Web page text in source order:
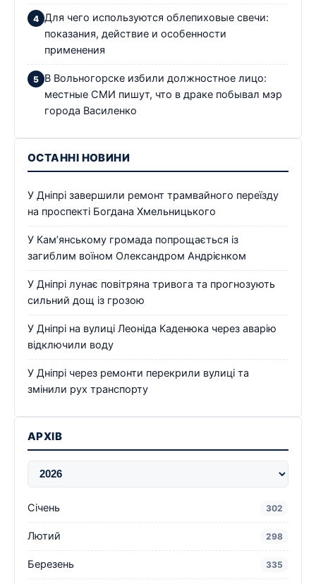
Для чего используются облепиховые свечи:
показания, действие и особенности
применения
В Вольногорске избили должностное лицо:
местные СМИ пишут, что в драке побывал мэр
города Василенко
ОСТАННІ НОВИНИ
У Дніпрі завершили ремонт трамвайного переїзду
на проспекті Богдана Хмельницького
У Кам’янському громада попрощається із
загиблим воїном Олександром Андрієнком
У Дніпрі лунає повітряна тривога та прогнозують
сильний дощ із грозою
У Дніпрі на вулиці Леоніда Каденюка через аварію
відключили воду
У Дніпрі через ремонти перекрили вулиці та
змінили рух транспорту
АРХІВ
Січень 302
Лютий 298
Березень 335